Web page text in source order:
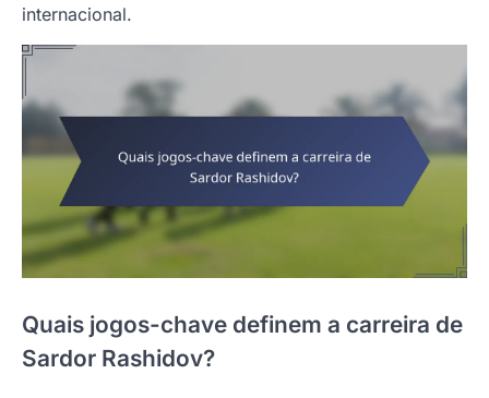
internacional.
Quais jogos-chave definem a carreira de
Sardor Rashidov?